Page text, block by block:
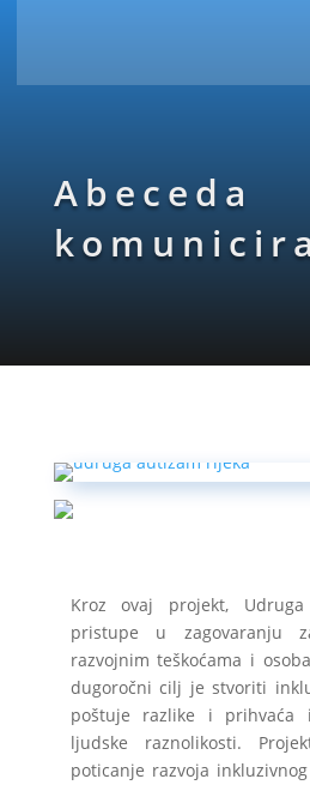
Abeceda
Kroz ovaj projekt,
pristupe u zagovaranju
razvojnimteškoćama i
dugoročni cilj je stvoriti
poštuje razlike i prihvaća
ljudske raznolikosti.
poticanje razvoja